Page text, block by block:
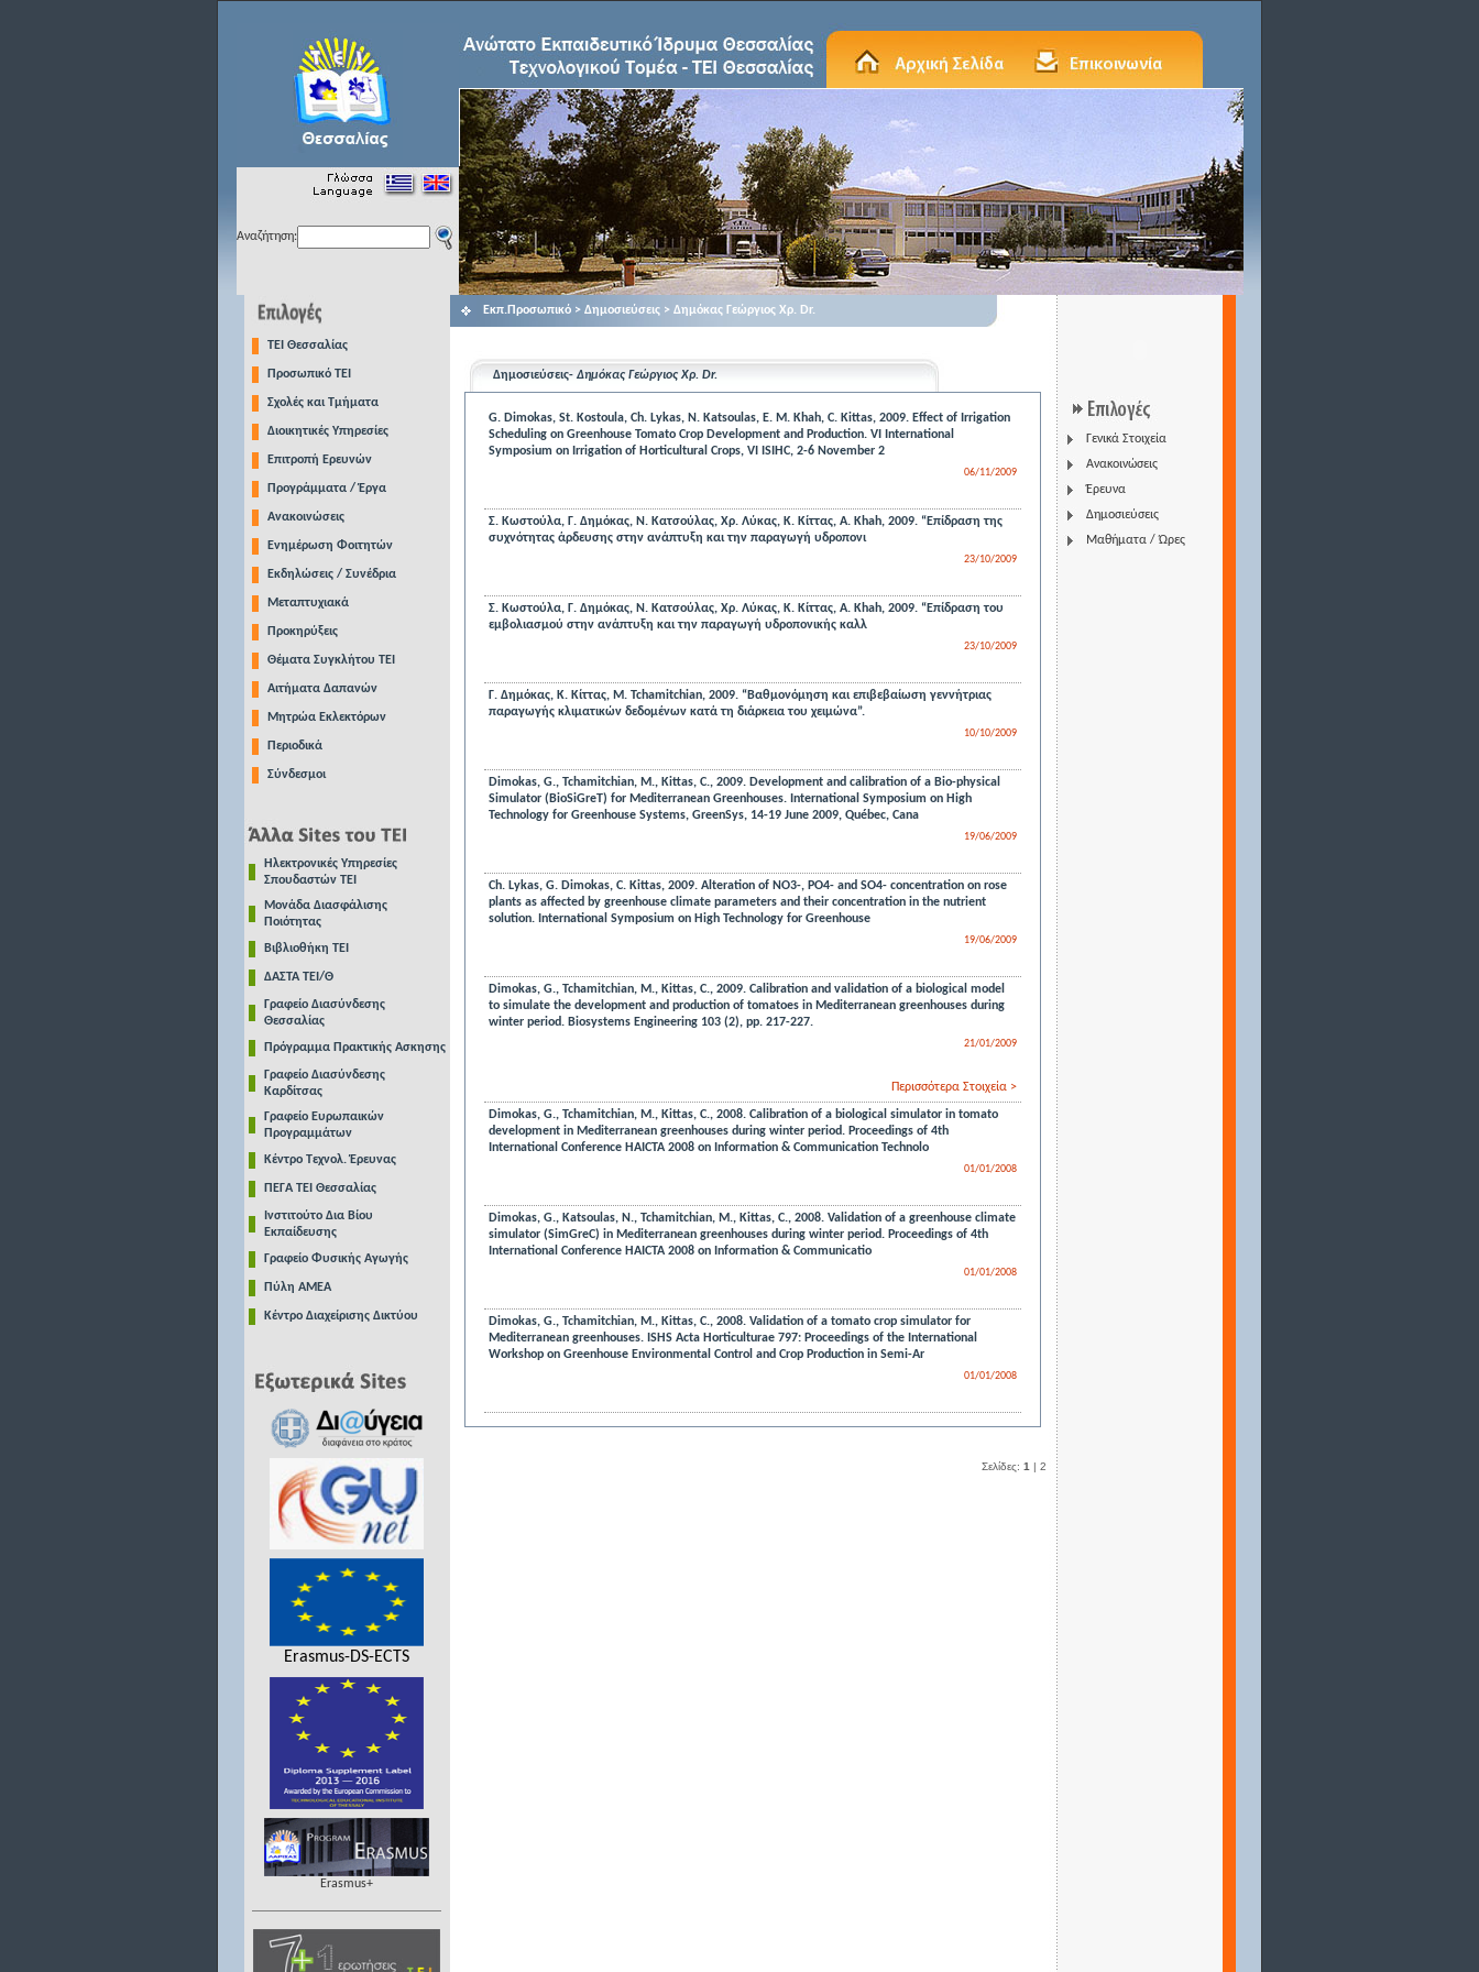
Αναζήτηση:
TEI Θεσσαλίας
Προσωπικό ΤΕΙ
Σχολές και Τμήματα
Διοικητικές Υπηρεσίες
Επιτροπή Ερευνών
Προγράμματα / Έργα
Ανακοινώσεις
Ενημέρωση Φοιτητών
Εκδηλώσεις / Συνέδρια
Μεταπτυχιακά
Προκηρύξεις
Θέματα Συγκλήτου ΤΕΙ
Αιτήματα Δαπανών
Μητρώα Εκλεκτόρων
Περιοδικά
Σύνδεσμοι
Ηλεκτρονικές Υπηρεσίες
Σπουδαστών ΤΕΙ
Μονάδα Διασφάλισης
Ποιότητας
Βιβλιοθήκη ΤΕΙ
ΔΑΣΤΑ ΤΕΙ/Θ
Γραφείο Διασύνδεσης
Θεσσαλίας
Πρόγραμμα Πρακτικής Ασκησης
Γραφείο Διασύνδεσης
Καρδίτσας
Γραφείο Ευρωπαικών
Προγραμμάτων
Κέντρο Τεχνολ. Έρευνας
ΠΕΓΑ ΤΕΙ Θεσσαλίας
Ινστιτούτο Δια Βίου
Εκπαίδευσης
Γραφείο Φυσικής Αγωγής
Πύλη ΑΜΕΑ
Κέντρο Διαχείρισης Δικτύου
Erasmus-DS-ECTS
Erasmus+
Εκπ.Προσωπικό > Δημοσιεύσεις > Δημόκας Γεώργιος Χρ. Dr.
Δημοσιεύσεις- Δημόκας Γεώργιος Χρ. Dr.
G. Dimokas, St. Kostoula, Ch. Lykas, N. Katsoulas, E. M. Khah, C. Kittas, 2009. Effect of Irrigation
Scheduling on Greenhouse Tomato Crop Development and Production. VI International
Symposium on Irrigation of Horticultural Crops, VI ISIHC, 2-6 November 2
06/11/2009
Σ. Κωστούλα, Γ. Δημόκας, Ν. Κατσούλας, Χρ. Λύκας, Κ. Κίττας, A. Khah, 2009. “Επίδραση της
συχνότητας άρδευσης στην ανάπτυξη και την παραγωγή υδροπονι
23/10/2009
Σ. Κωστούλα, Γ. Δημόκας, Ν. Κατσούλας, Χρ. Λύκας, Κ. Κίττας, A. Khah, 2009. “Επίδραση του
εμβολιασμού στην ανάπτυξη και την παραγωγή υδροπονικής καλλ
23/10/2009
Γ. Δημόκας, Κ. Κίττας, Μ. Tchamitchian, 2009. “Βαθμονόμηση και επιβεβαίωση γεννήτριας
παραγωγής κλιματικών δεδομένων κατά τη διάρκεια του χειμώνα”.
10/10/2009
Dimokas, G., Tchamitchian, M., Kittas, C., 2009. Development and calibration of a Bio-physical
Simulator (BioSiGreT) for Mediterranean Greenhouses. International Symposium on High
Technology for Greenhouse Systems, GreenSys, 14-19 June 2009, Québec, Cana
19/06/2009
Ch. Lykas, G. Dimokas, C. Kittas, 2009. Alteration of NO3-, PO4- and SO4- concentration on rose
plants as affected by greenhouse climate parameters and their concentration in the nutrient
solution. International Symposium on High Technology for Greenhouse
19/06/2009
Dimokas, G., Tchamitchian, M., Kittas, C., 2009. Calibration and validation of a biological model
to simulate the development and production of tomatoes in Mediterranean greenhouses during
winter period. Biosystems Engineering 103 (2), pp. 217-227.
21/01/2009
Περισσότερα Στοιχεία >
Dimokas, G., Tchamitchian, M., Kittas, C., 2008. Calibration of a biological simulator in tomato
development in Mediterranean greenhouses during winter period. Proceedings of 4th
International Conference HAICTA 2008 on Information & Communication Technolo
01/01/2008
Dimokas, G., Katsoulas, N., Tchamitchian, M., Kittas, C., 2008. Validation of a greenhouse climate
simulator (SimGreC) in Mediterranean greenhouses during winter period. Proceedings of 4th
International Conference HAICTA 2008 on Information & Communicatio
01/01/2008
Dimokas, G., Tchamitchian, M., Kittas, C., 2008. Validation of a tomato crop simulator for
Mediterranean greenhouses. ISHS Acta Horticulturae 797: Proceedings of the International
Workshop on Greenhouse Environmental Control and Crop Production in Semi-Ar
01/01/2008
Σελίδες: 1 | 2
Γενικά Στοιχεία
Ανακοινώσεις
Έρευνα
Δημοσιεύσεις
Μαθήματα / Ώρες